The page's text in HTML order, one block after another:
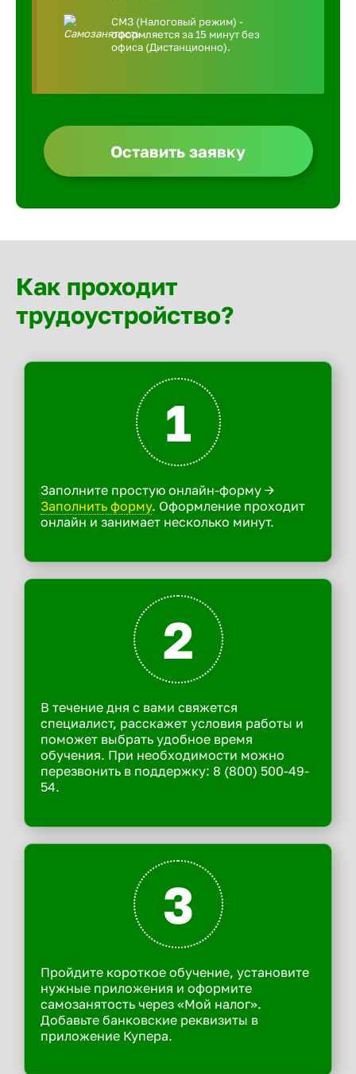
СМЗ (Налоговый режим) -
оформляется за 15 минут без
офиса (Дистанционно).
Оставить заявку
Как проходит
трудоустройство?
1
Заполните простую онлайн-форму ->
Заполнить форму. Оформление проходит
онлайн и занимает несколько минут.
2
В течение дня с вами свяжется
специалист, расскажет условия работы и
поможет выбрать удобное время
обучения. При необходимости можно
перезвонить в поддержку: 8 (800) 500-49-
54.
3
Пройдите короткое обучение, установите
нужные приложения и оформите
самозанятость через «Мой налог».
Добавьте банковские реквизиты в
приложение Купера.